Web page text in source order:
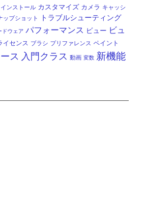
インストール カスタマイズ カメラ キャッシ
ップショット トラブルシューティング
ドウェア パフォーマンス ビュー ビュ
イセンス ブラシ プリファレンス ペイント
ス 入門クラス 動画 変数 新機能